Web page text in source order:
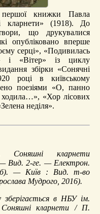
першої книжки Павла
кларнети» (1918). До
що друкувалися
опубліковано вперше
серці», «Подивилась
і «Вітер» із циклу
збірки «Сонячні
році в київському
поезіями «О, панно
«Хор лісових
неділя».
Соняшні кларнети
Вид. 2-ге. — Електрон.
— Київ : Вид. т-во
Мудрого, 2016).
зберігається в НБУ ім.
кларнети / П.